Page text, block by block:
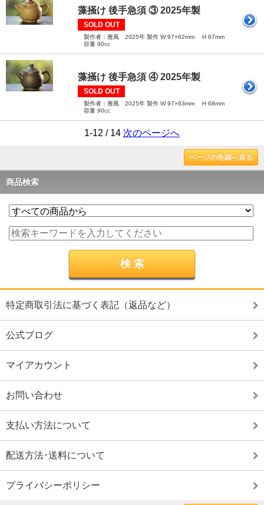
藻掻け 後手急須 ③ 2025年製
SOLD OUT
製作者：雅風 2025年 製作 W 97×62mm H 67mm
容量 90cc
藻掻け 後手急須 ④ 2025年製
SOLD OUT
製作者：雅風 2025年 製作 W 97×63mm H 68mm
容量 90cc
1-12 / 14 次のページへ
ページの先頭へ戻る
商品検索
特定商取引法に基づく表記（返品など）
公式ブログ
マイアカウント
お問い合わせ
支払い方法について
配送方法･送料について
プライバシーポリシー